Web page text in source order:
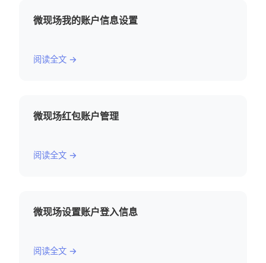
微现场我的账户信息设置
阅读全文 →
微现场红包账户管理
阅读全文 →
微现场设置账户登入信息
阅读全文 →